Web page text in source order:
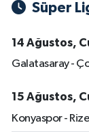
Süper
14 Ağustos,
Galatasaray -
15 Ağustos,
Konyaspor -